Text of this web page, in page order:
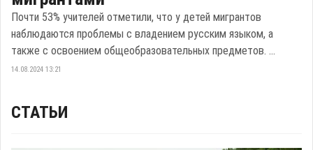
Почти 53% учителей отметили, что у детей мигрантов
наблюдаются проблемы с владением русским языком, а
также с освоением общеобразовательных предметов. ...
14.08.2024 13:21
СТАТЬИ